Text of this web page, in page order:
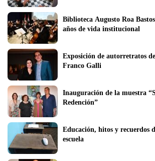
Biblioteca Augusto Roa
años de vida institucional
Exposición de autorretratos
Inauguración de la muestra
Redención”
Educación, hitos y recuerdos
escuela